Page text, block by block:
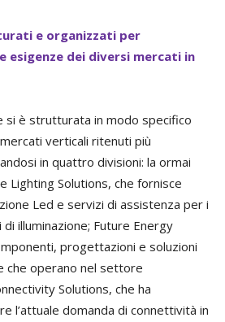
e organizzati per
esigenze dei diversi mercati in
si è strutturata in modo specifico
verticali ritenuti più
in quattro divisioni: la ormai
Lighting Solutions, che fornisce
Led e servizi di assistenza per i
illuminazione; Future Energy
progettazioni e soluzioni
che operano nel settore
Solutions, che ha
l’attuale domanda di connettività in